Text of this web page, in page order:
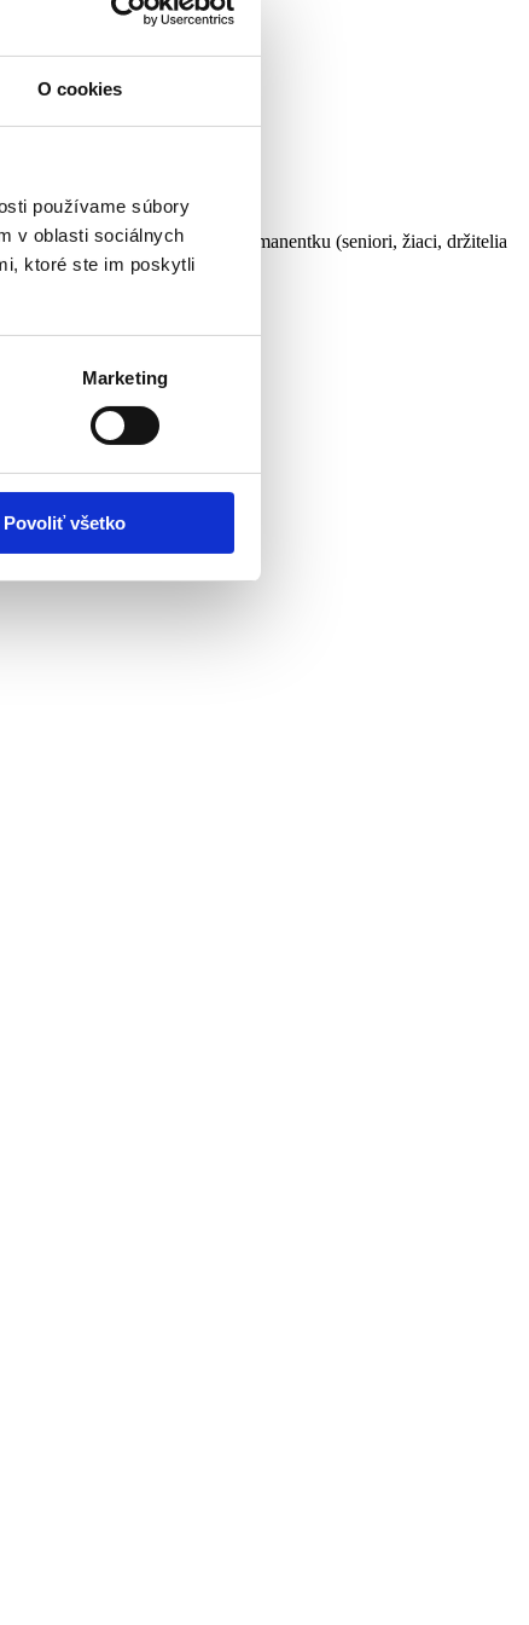
O cookies
používame súbory
v oblasti sociálnych
ktoré ste im poskytli
Marketing
Povoliť všetko
(pôvodne 35€) a zľavnenú permanentku (seniori, žiaci, držitelia
Hlavnej 27.